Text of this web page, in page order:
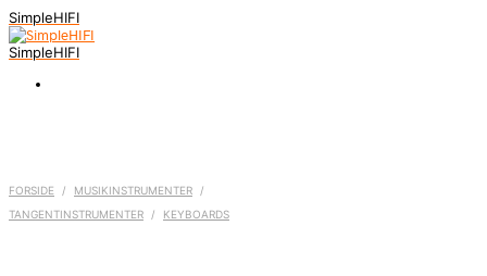
SimpleHIFI
SimpleHIFI
FORSIDE / MUSIKINSTRUMENTER
/
TANGENTINSTRUMENTER
/ KEYBOARDS